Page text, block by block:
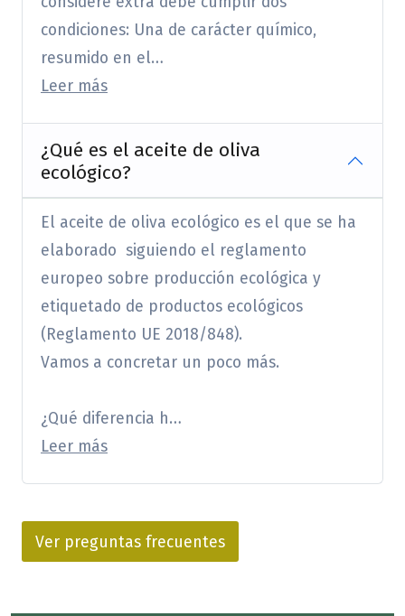
condiciones: Una de carácter químico,
resumido en el…
Leer más
¿Qué es el aceite de oliva
ecológico?
El aceite de oliva ecológico es el que se ha
elaborado siguiendo el reglamento
europeo sobre producción ecológica y
etiquetado de productos ecológicos
(Reglamento UE 2018/848).
Vamos a concretar un poco más.
¿Qué diferencia h…
Leer más
Ver preguntas frecuentes